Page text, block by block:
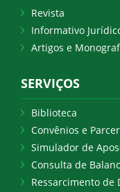
Revista
Informativo
Artigos e
SERVIÇOS
Biblioteca
Convênios e
Simulador de
Consulta de
Ressarcimento de